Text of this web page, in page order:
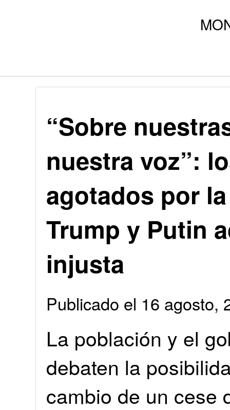
“Sobre
nuestra voz”:
agotados por
Trump y Putin
injusta
Publicado el 16 agosto,
La población y el
debaten la
cambio de un cese